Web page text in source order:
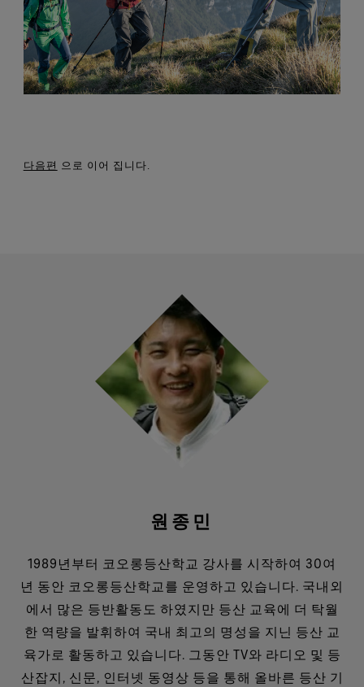
다음편 으로 이어 집니다.
원종민
1989년부터 코오롱등산학교 강사를 시작하여 30여
년 동안 코오롱등산학교를 운영하고 있습니다. 국내외
에서 많은 등반활동도 하였지만 등산 교육에 더 탁월
한 역량을 발휘하여 국내 최고의 명성을 지닌 등산 교
육가로 활동하고 있습니다. 그동안 TV와 라디오 및 등
산잡지, 신문, 인터넷 동영상 등을 통해 올바른 등산 기